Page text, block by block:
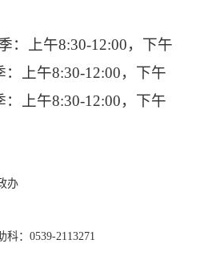
：上午8:30-12:00，下午
：上午8:30-12:00，下午
：上午8:30-12:00，下午
办
：0539-2113271